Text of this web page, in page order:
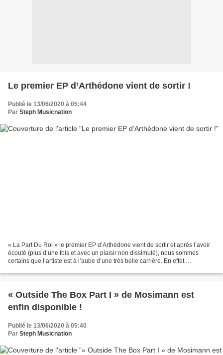
Le premier EP d’Arthédone vient de sortir !
Publié le 13/06/2020 à 05:44
Par Steph Musicnation
« La Part Du Roi » le premier EP d’Arthédone vient de sortir et après l’avoir
écouté (plus d’une fois et avec un plaisir non dissimulé), nous sommes
certains que l’artiste est à l’aube d’une très belle carrière. En effet,
« Outside The Box Part I » de Mosimann est
enfin disponible !
Publié le 13/06/2020 à 05:40
Par Steph Musicnation